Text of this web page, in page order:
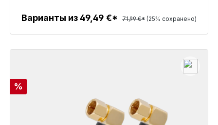
Детали
Варианты из 49,49 €* 71,99 €* (25% сохранено)
Скидка
%